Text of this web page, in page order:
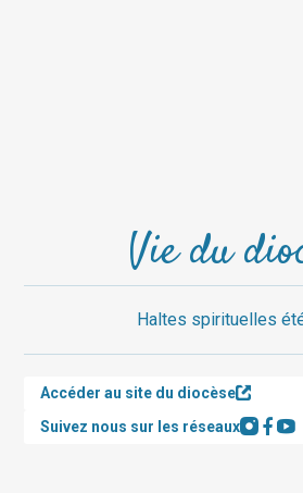
Vie du
Haltes spirituelles
Accéder au site du diocèse
Suivez nous sur les réseaux